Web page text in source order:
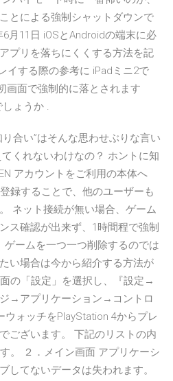
とによる強制シャットダウンで
月11日 iOSとAndroidの端末に必
プリを落ちにくくする方法を記
イする際の参考に iPadミニ2で
画面で強制的に落とされます
ょうか .
合い”はそんな思わせぶりな言い
くれないわけなの？ ホントに知
アカウントをご利用の本体へ
録することで、他のユーザーも
ネット接続が無い場合、ゲーム
ス確認が出来ず、1時間程で強制
ームを一つ一つ削除するのでは
い場合は今から紹介する方法が
の「設定」を選択し、『設定→
→アプリケーション→コントロ
ウォッチをPlayStation 4からプレ
ございます。 下記のリストの内
。 ２．メイン画面 アプリケーシ
してないデータは失われます。